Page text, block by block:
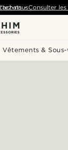
Vêtements &
- Consulter
nous